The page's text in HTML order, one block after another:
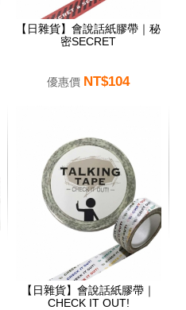
【日雜貨】會說話紙膠帶｜秘
密SECRET
優惠價 NT$104
【日雜貨】會說話紙膠帶｜
CHECK IT OUT!